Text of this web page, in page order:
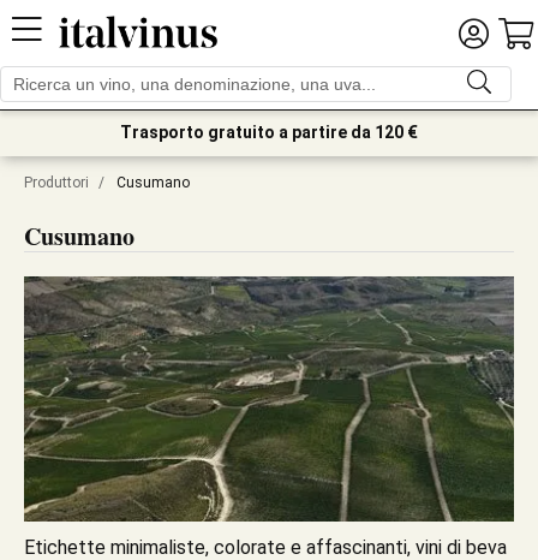
Trasporto gratuito a partire da 120 €
Produttori / Cusumano
Cusumano
Etichette minimaliste, colorate e affascinanti, vini di beva